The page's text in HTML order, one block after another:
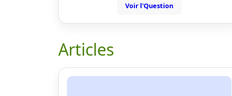
Voir l'Question
Articles